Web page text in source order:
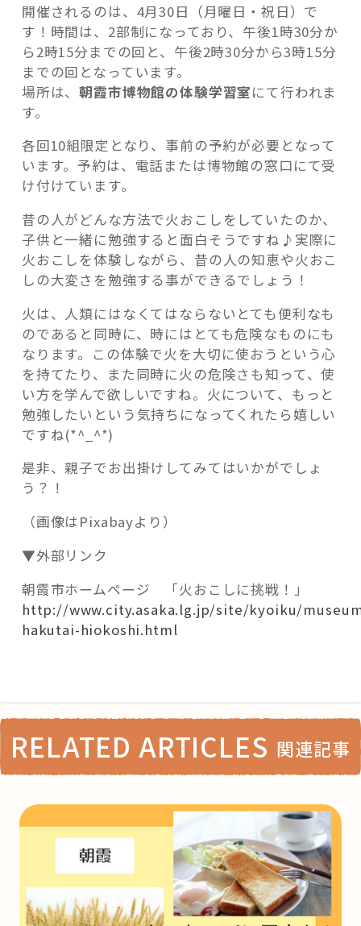
開催されるのは、4月30日（月曜日・祝日）で
す！時間は、2部制になっており、午後1時30分か
ら2時15分までの回と、午後2時30分から3時15分
までの回となっています。
場所は、朝霞市博物館の体験学習室にて行われま
す。
各回10組限定となり、事前の予約が必要となって
います。予約は、電話または博物館の窓口にて受
け付けています。
昔の人がどんな方法で火おこしをしていたのか、
子供と一緒に勉強すると面白そうですね♪実際に
火おこしを体験しながら、昔の人の知恵や火おこ
しの大変さを勉強する事ができるでしょう！
火は、人類にはなくてはならないとても便利なも
のであると同時に、時にはとても危険なものにも
なります。この体験で火を大切に使おうという心
を持てたり、また同時に火の危険さも知って、使
い方を学んで欲しいですね。火について、もっと
勉強したいという気持ちになってくれたら嬉しい
ですね(*^_^*)
是非、親子でお出掛けしてみてはいかがでしょ
う？！
（画像はPixabayより）
▼外部リンク
朝霞市ホームページ 「火おこしに挑戦！」
http://www.city.asaka.lg.jp/site/kyoiku/
hakutai-hiokoshi.html
RELATED ARTICLES 関連記事